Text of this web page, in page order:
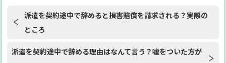
派遣を契約途中で辞めると損害賠償を請求される？実際の
ところ
派遣を契約途中で辞める理由はなんて言う？嘘をついた方が